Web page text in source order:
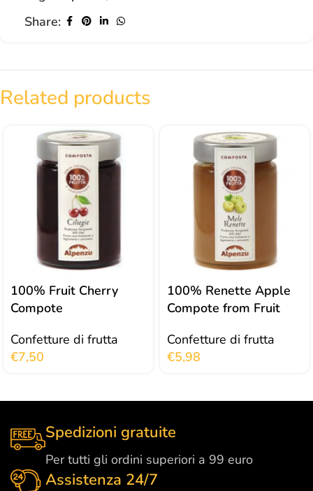
Share:
Related products
100% Fruit Cherry
Compote
Confetture di frutta
€7,50
100% Renette Apple
Compote from Fruit
Confetture di frutta
€5,98
Spedizioni gratuite
Per tutti gli ordini superiori a 99 euro
Assistenza 24/7